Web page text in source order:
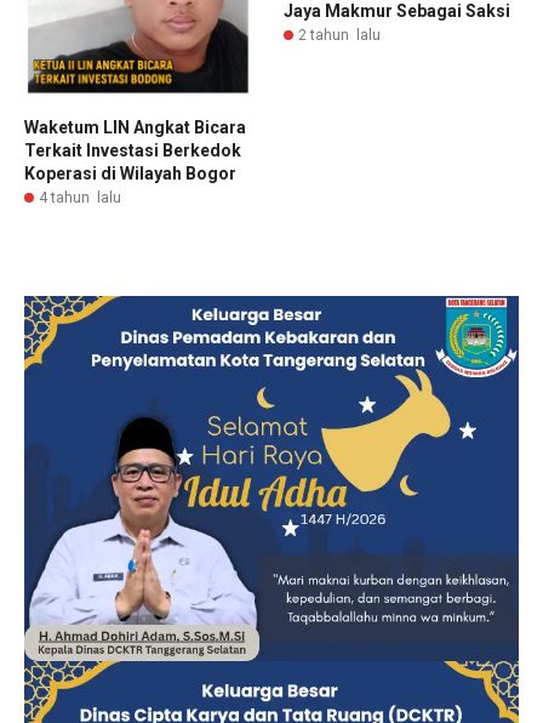
Waketum LIN Angkat Bicara
Terkait Investasi Berkedok
Koperasi di Wilayah Bogor
4 tahun lalu
Jaya Makmur Sebagai Saksi
2 tahun lalu